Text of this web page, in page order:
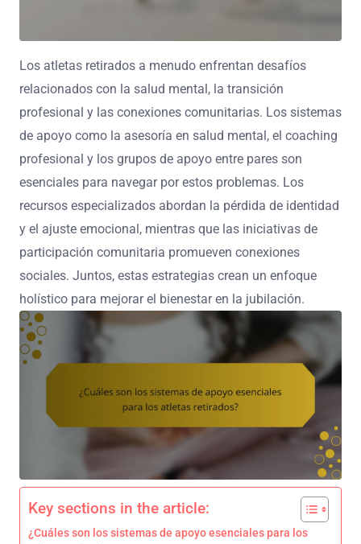
Los atletas retirados a menudo enfrentan desafíos
relacionados con la salud mental, la transición
profesional y las conexiones comunitarias. Los sistemas
de apoyo como la asesoría en salud mental, el coaching
profesional y los grupos de apoyo entre pares son
esenciales para navegar por estos problemas. Los
recursos especializados abordan la pérdida de identidad
y el ajuste emocional, mientras que las iniciativas de
participación comunitaria promueven conexiones
sociales. Juntos, estas estrategias crean un enfoque
holístico para mejorar el bienestar en la jubilación.
Key sections in the article:
¿Cuáles son los sistemas de apoyo esenciales para los